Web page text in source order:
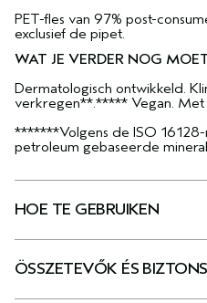
PET-fles van 97% post-
exclusief de pipet.
WAT JE VERDER NOG
Dermatologisch ontwikkeld.
verkregen**.***** Vegan. Met
*******Volgens de ISO
petroleum gebaseerde
HOE TE GEBRUIKEN
ÖSSZETEVŐK ÉS